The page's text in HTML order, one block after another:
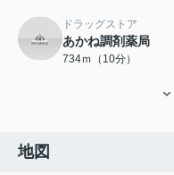
ドラッグストア
あかね調剤薬局
734ｍ（10分）
地図